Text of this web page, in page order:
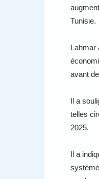
Tunisie.
Lahmar
avant
Il a
telles
2025.
Il a